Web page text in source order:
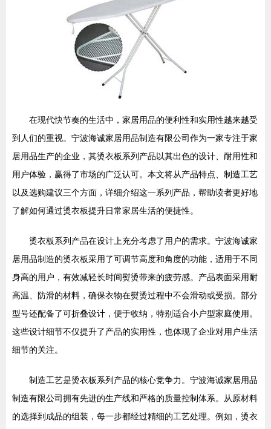
在现代快节奏的生活中，家居用品的便利性和实用性越来越受
到人们的重视。宁波海诚家居用品制造有限公司作为一家专注于家
居用品生产的企业，其烫衣板系列产品以其出色的设计、耐用性和
用户体验，赢得了市场的广泛认可。本文将从产品特点、制造工艺
以及选购建议三个方面，详细介绍这一系列产品，帮助读者更好地
了解如何通过烫衣板提升日常家居生活的便捷性。
烫衣板系列产品在设计上充分考虑了用户的需求。宁波海诚家
居用品制造的烫衣板采用了可调节高度和角度的功能，适用于不同
身高的用户，有效减轻长时间熨烫带来的疲劳感。产品表面采用耐
高温、防滑的材料，确保衣物在熨烫过程中不会滑动或受损。部分
型号还配备了可折叠设计，便于收纳，特别适合小户型家庭使用。
这些设计细节不仅提升了产品的实用性，也体现了企业对用户生活
细节的关注。
制造工艺是烫衣板系列产品的核心竞争力。宁波海诚家居用品
制造有限公司拥有先进的生产线和严格的质量控制体系。从原材料
的选择到成品的组装，每一步都经过精细的工艺处理。例如，烫衣